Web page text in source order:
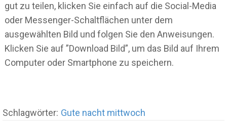
gut zu teilen, klicken Sie einfach auf die Social-Media
oder Messenger-Schaltflächen unter dem
ausgewählten Bild und folgen Sie den Anweisungen.
Klicken Sie auf ”Download Bild”, um das Bild auf Ihrem
Computer oder Smartphone zu speichern.
Schlagwörter: Gute nacht mittwoch